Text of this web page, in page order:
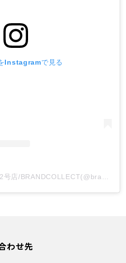
Instagramで見る
わせ先